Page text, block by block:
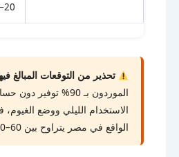
20–30%
تحذير من التوقعات المبالغ
الموردون بـ 90%
الاستخدام الليلي ووضع
الواقع في مصر يتراوح بين 60–80% للمنازل العادية.